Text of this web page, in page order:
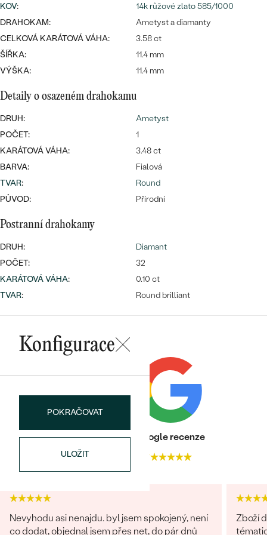
Nejprodávanější
snubní prsteny
PROHLÉDNOUT
DLE MATERIÁLU
ZLATO
PLATINA
STŘÍBRO
Wave kolekce
PROHLÉDNOUT
S DRAHOKAMY
S LAB-GROWN DIAMANTY
DLE STYLU
PERSONALIZOVANÉ
SYMBOLICKÉ
MINIMALISTICKÉ
PODLE PŘÍLEŽITOSTI
PODLE BARVY
NA MÍRU
DIAMANTY
Nejprodávanější
náušnice
CENOVĚ DOSTUPNÉ
LUXUSNÍ
Personalizované
přívěsky
LUXUSNÍ
Nejprodávanější
prsteny
PROHLÉDNOUT
KOV:
14k růžové zlato 585/1000
DRAHOKAM:
Ametyst a diamanty
CELKOVÁ KARÁTOVÁ VÁHA:
3.58 ct
ŠÍŘKA:
11.4 mm
VÝŠKA:
11.4 mm
Detaily o osazeném drahokamu
DRUH:
Ametyst
POČET:
1
KARÁTOVÁ VÁHA:
3.48 ct
BARVA:
Fialová
TVAR:
Round
PŮVOD:
Přírodní
Postranní drahokamy
DRUH:
Diamant
POČET:
32
KARÁTOVÁ VÁHA:
0.10 ct
TVAR: Round brilliant
Konfigurace
POKRAČOVAT
ULOŽIT
Heureka recenze
4.9
Google recenze
4.7
Nevyhodu asi nenajdu. byl jsem spokojený, není
co dodat, objednal jsem přes net, do pár dnů
Zboží